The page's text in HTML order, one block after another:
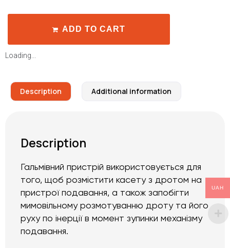
ADD TO CART
Loading...
Description Additional information
Description
Гальмівний пристрій використовується для
того, щоб розмістити касету з дротом на
пристрої подавання, а також запобігти
мимовільному розмотуванню дроту та його
руху по інерції в момент зупинки механізму
подавання.
UAH